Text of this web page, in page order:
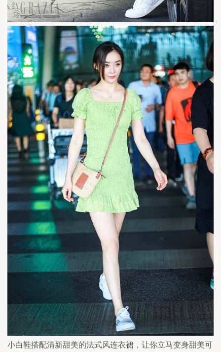
小白鞋搭配清新甜美的法式风连衣裙，让你立马变身甜美可